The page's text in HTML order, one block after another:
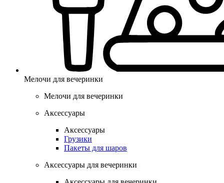
Мелочи для вечеринки
Мелочи для вечеринки
Аксессуары
Аксессуары
Грузики
Пакеты для шаров
Аксессуары для вечеринки